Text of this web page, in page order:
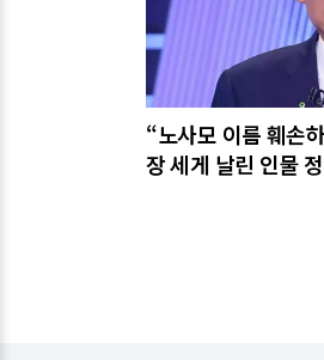
“노사모 이름 훼손
장 세게 날린 인물